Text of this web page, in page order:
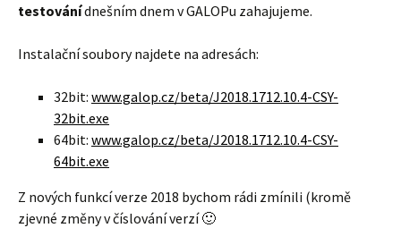
testovánídnešním dnem v GALOPu zahajujeme.
Instalační soubory najdete na adresách:
32bit: www.galop.cz/beta/J2018.1712.10.4-CSY-
32bit.exe
64bit: www.galop.cz/beta/J2018.1712.10.4-CSY-
64bit.exe
Z nových funkcí verze 2018 bychom rádi zmínili (kromě
zjevné změny v číslování verzí 🙂